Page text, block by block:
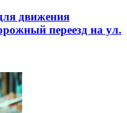
движения
переезд на ул.